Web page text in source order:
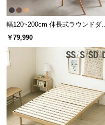
幅120~200cm 伸長式ラウンドダイ
ニングテーブル 6人掛け 天然木突
板 美しい格子デザイン
￥79,990